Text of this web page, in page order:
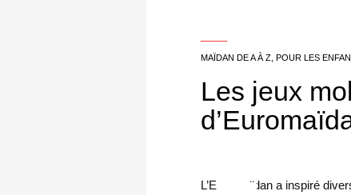
MAÏDAN DE A À Z ,POUR LES
Les jeux
L’Euromaïdan a inspiré